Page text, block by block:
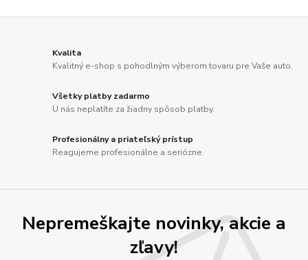
Kvalita
Kvalitný e-shop s pohodlným výberom tovaru pre Vaše auto.
Všetky platby zadarmo
U nás neplatíte za žiadny spôsob platby.
Profesionálny a priateľský prístup
Reagujeme profesionálne a seriózne.
Nepremeškajte novinky, akcie a
zľavy!